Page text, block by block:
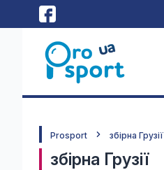
Prosport збірна Грузії
збірна Грузії